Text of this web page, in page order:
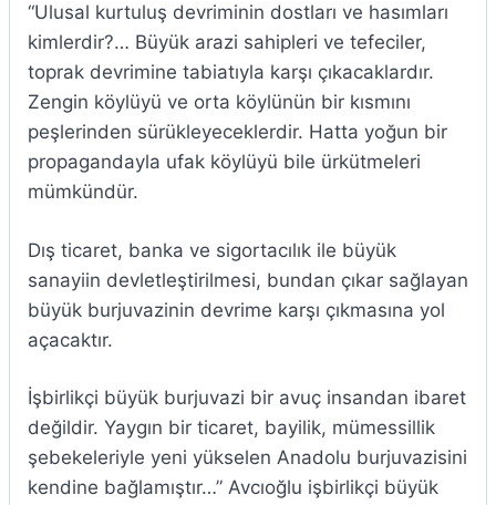
“Ulusal kurtuluş devriminin dostları ve hasımları
kimlerdir?… Büyük arazi sahipleri ve tefeciler,
toprak devrimine tabiatıyla karşı çıkacaklardır.
Zengin köylüyü ve orta köylünün bir kısmını
peşlerinden sürükleyeceklerdir. Hatta yoğun bir
propagandayla ufak köylüyü bile ürkütmeleri
mümkündür.
Dış ticaret, banka ve sigortacılık ile büyük
sanayiin devletleştirilmesi, bundan çıkar sağlayan
büyük burjuvazinin devrime karşı çıkmasına yol
açacaktır.
İşbirlikçi büyük burjuvazi bir avuç insandan ibaret
değildir. Yaygın bir ticaret, bayilik, mümessillik
şebekeleriyle yeni yükselen Anadolu burjuvazisini
kendine bağlamıştır…” Avcıoğlu işbirlikçi büyük